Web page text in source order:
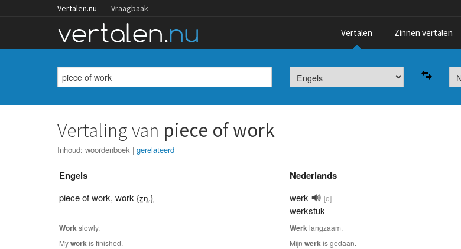
Vertalen.nu Vraagbaak
Vertalen Zinnen vertalen
Vertaling van piece of work
Inhoud:woordenboek |gerelateerd
Engels Nederlands
piece of work,work {zn.} werk [o]
werkstuk
Workslowly. Werklangzaam.
Myworkis finished. Mijnwerkis gedaan.